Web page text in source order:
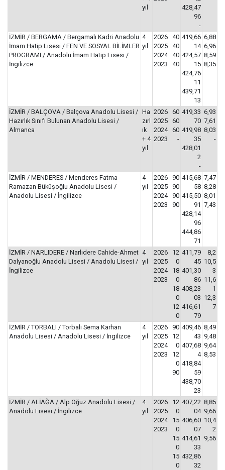
yıl
428,47
96
-
İZMİR / BERGAMA / Bergamalı Kadri Anadolu
İmam Hatip Lisesi / FEN VE SOSYAL BİLİMLER
PROGRAMI / Anadolu İmam Hatip Lisesi /
İngilizce
4
yıl
2026
2025
2024
2023
40
40
40
40
419,66
14
424,57
15
424,76
11
439,71
13
6,88
6,96
8,59
8,35
İZMİR / BALÇOVA / Balçova Anadolu Lisesi /
Hazırlık Sınıfı Bulunan Anadolu Lisesi /
Almanca
Ha
zırl
ık
+ 4
yıl
2026
2025
2024
2023
60
60
60
-
419,33
70
419,98
35
428,01
2
-
6,93
7,61
8,03
-
İZMİR / MENDERES / Menderes Fatma-
Ramazan Büküşoğlu Anadolu Lisesi /
Anadolu Lisesi / İngilizce
4
yıl
2026
2025
2024
2023
90
90
90
90
415,68
58
415,50
91
428,14
96
444,86
71
7,47
8,28
8,01
7,43
İZMİR / NARLIDERE / Narlıdere Cahide-Ahmet
Dalyanoğlu Anadolu Lisesi / Anadolu Lisesi /
İngilizce
4
yıl
2026
2025
2024
2023
12
0
18
0
18
0
12
0
411,79
45
401,30
86
408,23
03
416,61
79
8,2
10,5
3
11,6
1
12,3
7
İZMİR / TORBALI / Torbalı Sema Karhan
Anadolu Lisesi / Anadolu Lisesi / İngilizce
4
yıl
2026
2025
2024
2023
90
12
0
12
0
90
409,46
43
407,68
4
418,84
59
438,70
23
8,49
9,48
9,64
8,53
İZMİR / ALİAĞA / Alp Oğuz Anadolu Lisesi /
Anadolu Lisesi / İngilizce
4
yıl
2026
2025
2024
2023
12
0
15
0
15
0
15
0
407,22
04
406,60
07
414,61
33
432,86
32
8,85
9,66
10,4
2
9,56